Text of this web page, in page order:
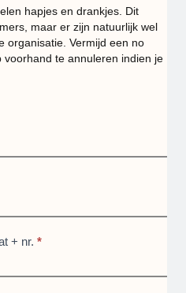
hapjes en drankjes. Dit
maar er zijn natuurlijk wel
organisatie. Vermijd een no
te annuleren indien je
+ nr. *